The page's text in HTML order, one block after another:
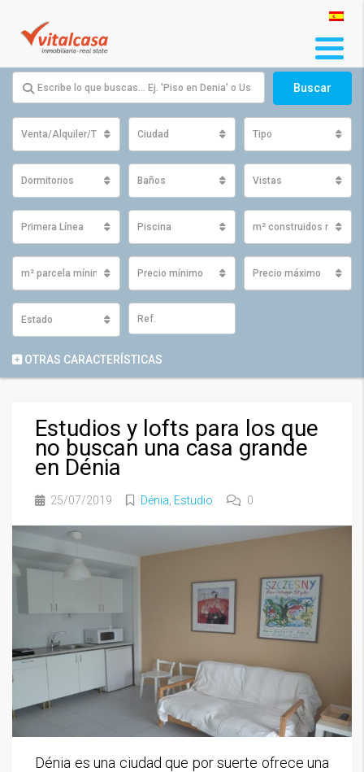
Buscar
Venta/Alquiler/Traspaso Ciudad Tipo
Dormitorios Baños Vistas
Primera Línea Piscina m² construidos
m² parcela mínimos Precio mínimo Precio máximo
Estado
OTRAS CARACTERÍSTICAS
Estudios y lofts para los que
no buscan una casa grande
en Dénia
25/07/2019 Dénia Estudio 0
Dénia es una ciudad que por suerte ofrece una